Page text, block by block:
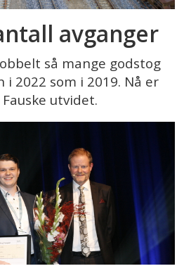
avganger
så mange godstog
2022 som i 2019. Nå er
utvidet.